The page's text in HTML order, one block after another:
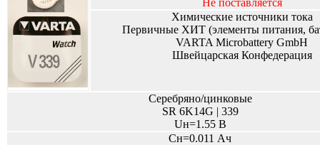
Не поставляется
Химические источники тока
Первичные ХИТ (элементы питания,
VARTA Microbattery GmbH
Швейцарская Конфедерация
Серебряно/цинковые
SR 6K14G | 339
Uн=1.55 В
Сн=0.011 Ач